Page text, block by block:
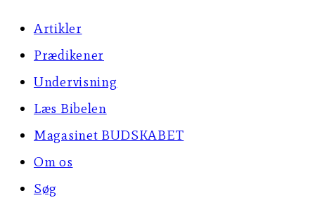
Artikler
Prædikener
Undervisning
Læs Bibelen
Magasinet BUDSKABET
Om os
Søg